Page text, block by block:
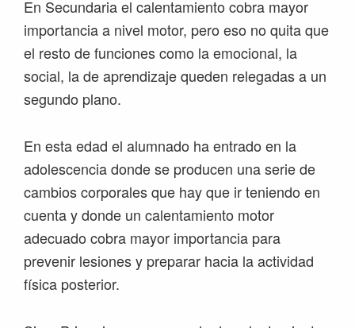
En Secundaria el calentamiento cobra mayor
importancia a nivel motor, pero eso no quita que
el resto de funciones como la emocional, la
social, la de aprendizaje queden relegadas a un
segundo plano.
En esta edad el alumnado ha entrado en la
adolescencia donde se producen una serie de
cambios corporales que hay que ir teniendo en
cuenta y donde un calentamiento motor
adecuado cobra mayor importancia para
prevenir lesiones y preparar hacia la actividad
física posterior.